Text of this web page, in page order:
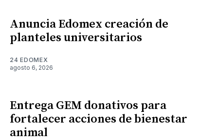
Anuncia Edomex creación de
planteles universitarios
24 EDOMEX
agosto 6, 2026
Entrega GEM donativos para
fortalecer acciones de bienestar
animal